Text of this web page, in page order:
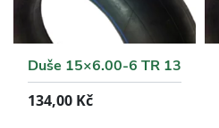
Duše 15×6.00-6 TR 13
134,00 Kč